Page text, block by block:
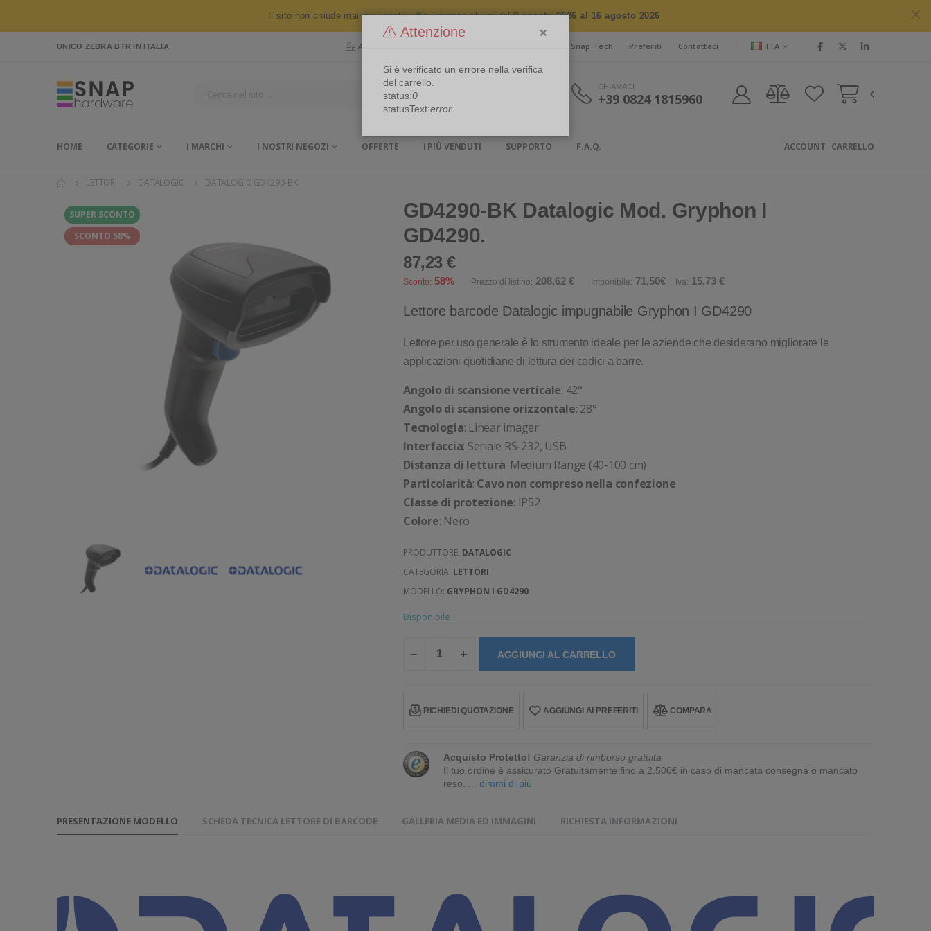
Il sito non chiude mai ma i nostri uffici saranno chiusi dal8 agosto 2026 al 16 agosto 2026
UNICO ZEBRA BTR IN ITALIA Area Riservata Snap Tech Preferiti Contattaci ITA
CHIAMACI
+39 0824 1815960
HOME CATEGORIE I MARCHI I NOSTRI NEGOZI OFFERTE I PIÙ VENDUTI SUPPORTO F.A.Q. CARRELLO
ACCOUNT
LETTORI DATALOGIC DATALOGIC GD4290-BK
SUPER SCONTO
SCONTO 58%
GD4290-BK Datalogic Mod. Gryphon I
GD4290.
87,23 €
Sconto: 58% Prezzo di listino: 208,62 € Imponibile: 71,50€ Iva: 15,73 €
Lettore barcode Datalogic impugnabile Gryphon I GD4290
Lettore per uso generale è lo strumento ideale per le aziende che desiderano migliorare le
applicazioni quotidiane di lettura dei codici a barre.
Angolo di scansione verticale: 42°
Angolo di scansione orizzontale: 28°
Tecnologia: Linear imager
Interfaccia: Seriale RS-232, USB
Distanza di lettura: Medium Range (40-100 cm)
Particolarità: Cavo non compreso nella confezione
Classe di protezione: IP52
Colore: Nero
PRODUTTORE: DATALOGIC
CATEGORIA: LETTORI
MODELLO: GRYPHON I GD4290
Disponibile
AGGIUNGI AL CARRELLO
RICHIEDI QUOTAZIONE AGGIUNGI AI PREFERITI COMPARA
Acquisto Protetto! Garanzia di rimborso gratuita
Il tuo ordine è assicurato Gratuitamente fino a 2.500€ in caso di mancata consegna o mancato
reso.
... dimmi di più
PRESENTAZIONE MODELLO SCHEDA TECNICA LETTORE DI BARCODE GALLERIA MEDIA ED IMMAGINI RICHIESTA INFORMAZIONI
Attenzione ×
Si è verificato un errore nella verifica
del carrello.
status:0
statusText:error